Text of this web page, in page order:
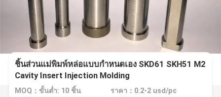
ชิ้นส่วนแม่พิมพ์หล่อแบบกำหนดเอง SKD61 SKH51 M2
Cavity Insert Injection Molding
MOQ：ขั้นต่ำ: 10 ชิ้น ราคา：0.2-2 usd/pc